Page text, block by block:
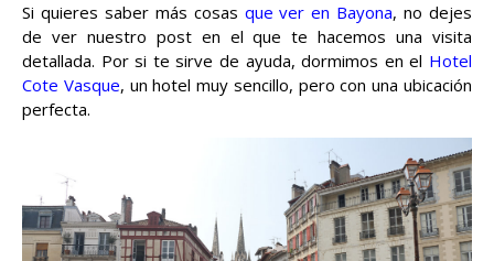
Si quieres saber más cosas que ver en Bayona, no dejes
de ver nuestro post en el que te hacemos una visita
detallada. Por si te sirve de ayuda, dormimos en el Hotel
Cote Vasque, un hotel muy sencillo, pero con una ubicación
perfecta.